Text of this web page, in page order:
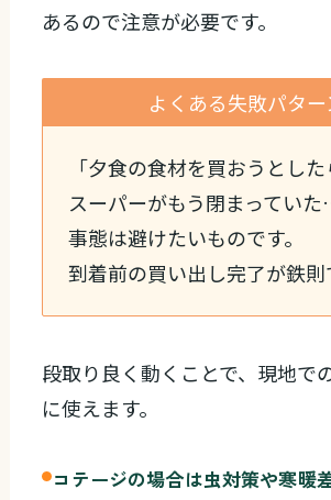
あるので注意が必要です。
よくある失敗パター
「夕食の食材を買おうとし
スーパーがもう閉まってい
事態は避けたいものです。
到着前の買い出し完了が鉄則
段取り良く動くことで、現地で
に使えます。
コテージの場合は虫対策や寒暖